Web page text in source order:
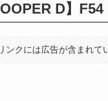
D】
ンクには広告が含まれて